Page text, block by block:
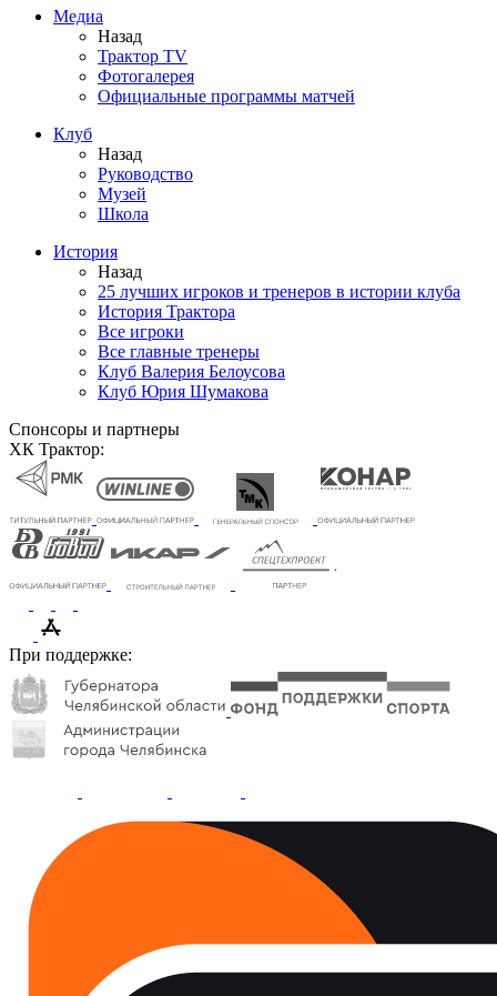
Медиа
Назад
Трактор TV
Фотогалерея
Официальные программы матчей
Клуб
Назад
Руководство
Музей
Школа
История
Назад
25 лучших игроков и тренеров в истории клуба
История Трактора
Все игроки
Все главные тренеры
Клуб Валерия Белоусова
Клуб Юрия Шумакова
Спонсоры и партнеры
ХК Трактор:
При поддержке: